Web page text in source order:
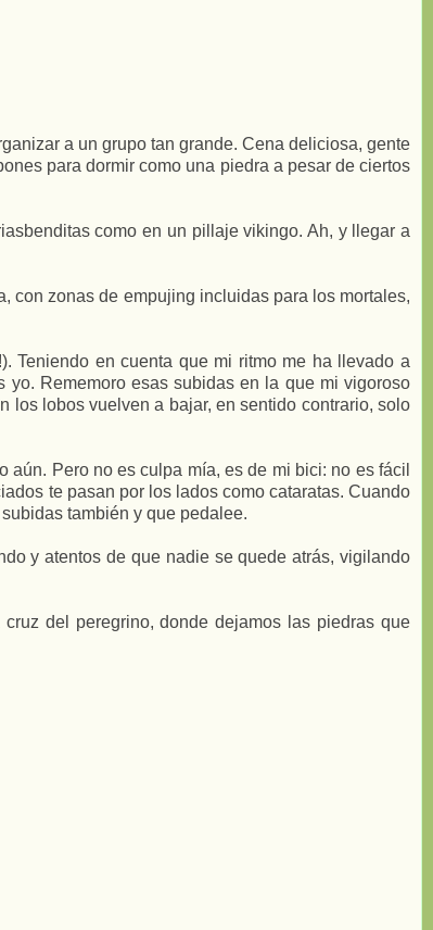
a un grupo tan grande. Cena deliciosa, gente
para dormir como una piedra a pesar de ciertos
como en un pillaje vikingo. Ah, y llegar a
con zonas de empujing incluidas para los mortales,
Teniendo en cuenta que mi ritmo me ha llevado a
yo. Rememoro esas subidas en la que mi vigoroso
los lobos vuelven a bajar, en sentido contrario, solo
Pero no es culpa mía, es de mi bici: no es fácil
te pasan por los lados como cataratas. Cuando
también y que pedalee.
y atentos de que nadie se quede atrás, vigilando
del peregrino, donde dejamos las piedras que